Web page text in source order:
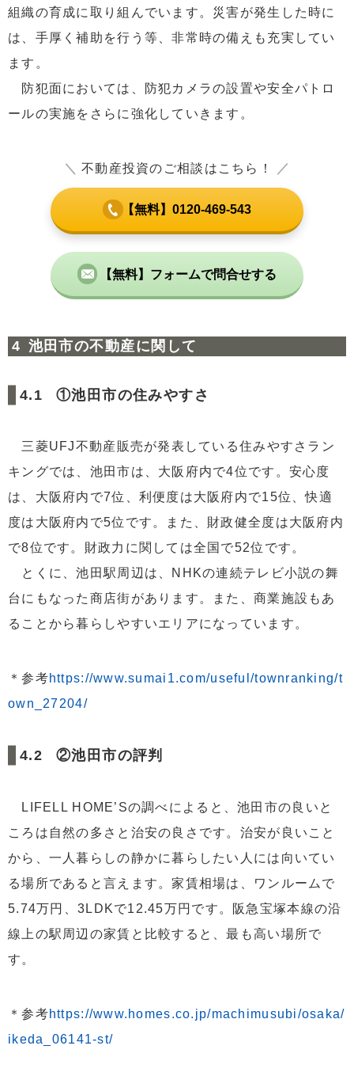
組織の育成に取り組んでいます。災害が発生した時に
は、手厚く補助を行う等、非常時の備えも充実してい
ます。
防犯面においては、防犯カメラの設置や安全パトロ
ールの実施をさらに強化していきます。
＼ 不動産投資のご相談はこちら！ ／
【無料】0120-469-543
【無料】フォームで問合せする
池田市の不動産に関して
①池田市の住みやすさ
三菱UFJ不動産販売が発表している住みやすさラン
キングでは、池田市は、大阪府内で4位です。安心度
は、大阪府内で7位、利便度は大阪府内で15位、快適
度は大阪府内で5位です。また、財政健全度は大阪府内
で8位です。財政力に関しては全国で52位です。
とくに、池田駅周辺は、NHKの連続テレビ小説の舞
台にもなった商店街があります。また、商業施設もあ
ることから暮らしやすいエリアになっています。
＊参考https://www.sumai1.com/useful/townranking/t
own_27204/
②池田市の評判
LIFELL HOME’Sの調べによると、池田市の良いと
ころは自然の多さと治安の良さです。治安が良いこと
から、一人暮らしの静かに暮らしたい人には向いてい
る場所であると言えます。家賃相場は、ワンルームで
5.74万円、3LDKで12.45万円です。阪急宝塚本線の沿
線上の駅周辺の家賃と比較すると、最も高い場所で
す。
＊参考https://www.homes.co.jp/machimusubi/osaka/
ikeda_06141-st/